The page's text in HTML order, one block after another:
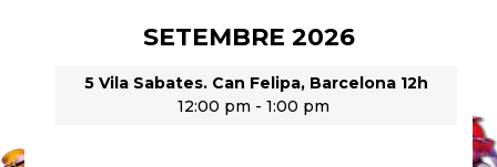
SETEMBRE 2026
5 Vila Sabates. Can Felipa, Barcelona 12h
12:00 pm - 1:00 pm